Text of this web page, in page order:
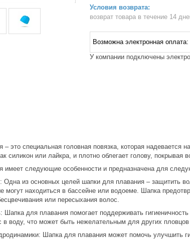
возврат товара в течение 14
У компании подключены
– это специальная головная повязка, которая
силикон или лайкра, и плотно облегает голову, покрывая
имеет следующие особенности и предназначена для
Одна из основных целей шапки для плавания – защитить
могут находиться в бассейне или водоеме. Шапка
или пересыхания волос.
Шапка для плавания помогает поддерживать
в воду, что может быть нежелательным для других
Шапка для плавания может помочь улучшить